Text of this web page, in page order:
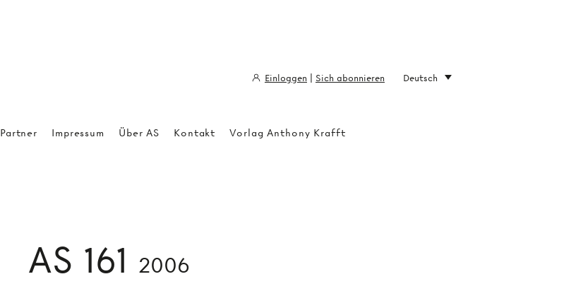
AS 161 2006
Partner Impressum Über AS Kontakt Vorlag Anthony Krafft
Einloggen Sich abonnieren Deutsch